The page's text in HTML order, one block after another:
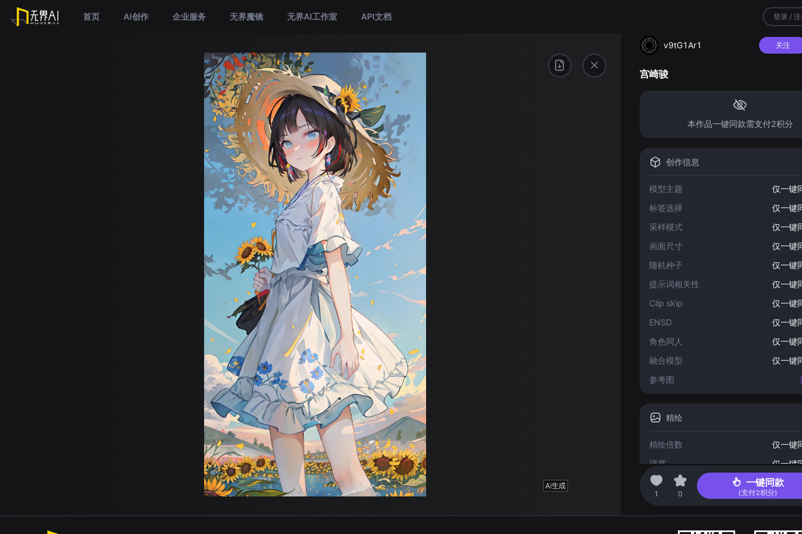
首页 AI创作 企业服务 无界魔镜 无界AI工作室 API文档 登录 /
v9tG1Ar1 关注
宫崎骏
本作品一键同款需支付2积分
创作信息
模型主题
仅一键
标签选择
仅一键
采样模式
仅一键
画面尺寸
仅一键
随机种子
仅一键
提示词相关性
仅一键
Clip skip
仅一键
ENSD
仅一键
角色同人
仅一键
融合模型
仅一键
参考图
精绘
精绘倍数
仅一键
强度
仅一键
2023-04-03 15:29
1 0
一键同款
(支付2积分)